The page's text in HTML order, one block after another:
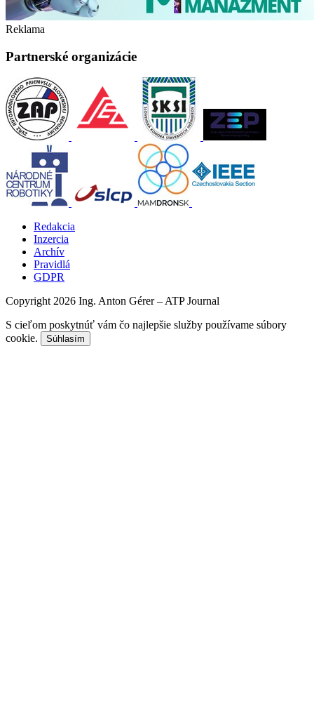
Reklama
Partnerské organizácie
Redakcia
Inzercia
Archív
Pravidlá
GDPR
Copyright 2026 Ing. Anton Gérer – ATP Journal
S cieľom poskytnúť vám čo najlepšie služby používame súbory
cookie.
Súhlasím